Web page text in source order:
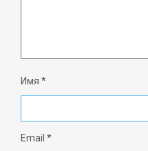
Имя *
Email *